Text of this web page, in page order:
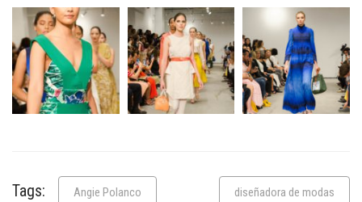
Tags: Angie Polanco diseñadora de modas